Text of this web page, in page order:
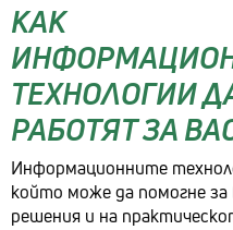
КАК
ТЕХНОЛОГИИ
РАБОТЯТ ЗА
Информационните
който може да помогне за
решения и на